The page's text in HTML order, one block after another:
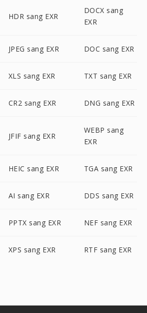
HDR sang EXR
DOCX sang
EXR
JPEG sang EXR DOC sang EXR
XLS sang EXR TXT sang EXR
CR2 sang EXR DNG sang EXR
JFIF sang EXR
WEBP sang
EXR
HEIC sang EXR TGA sang EXR
AI sang EXR DDS sang EXR
PPTX sang EXR NEF sang EXR
XPS sang EXR RTF sang EXR